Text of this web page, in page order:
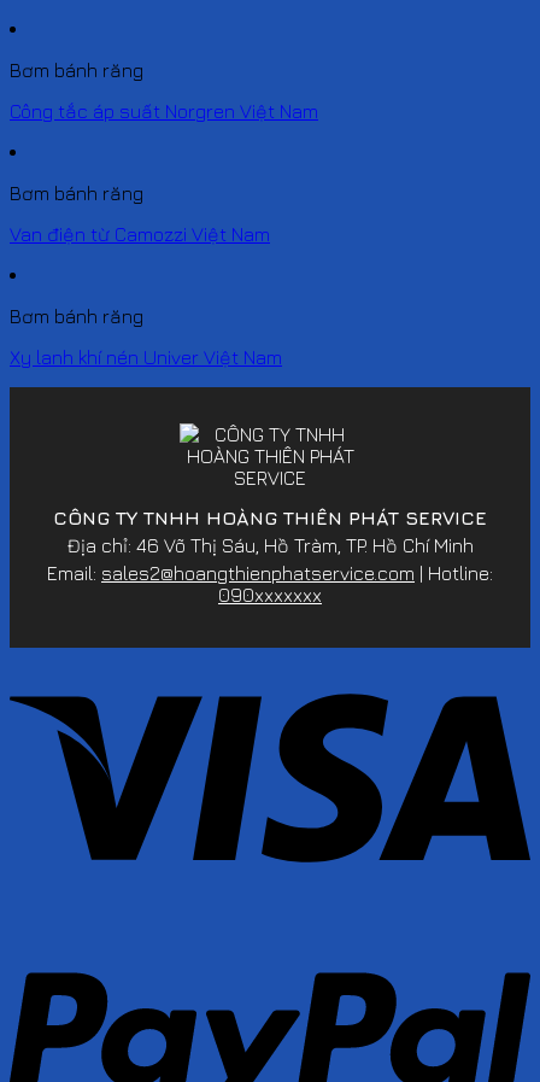
Bơm bánh răng
Công tắc áp suất Norgren Việt Nam
Bơm bánh răng
Van điện từ Camozzi Việt Nam
Bơm bánh răng
Xy lanh khí nén Univer Việt Nam
CÔNG TY TNHH HOÀNG THIÊN PHÁT SERVICE
Địa chỉ: 46 Võ Thị Sáu, Hồ Tràm, TP. Hồ Chí Minh
Email: sales2@hoangthienphatservice.com | Hotline:
090xxxxxxx